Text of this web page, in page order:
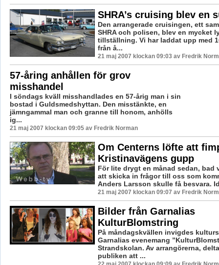
SHRA’s cruising blev en
Den arrangerade cruisingen, ett
SHRA och polisen, blev en mycket
tillställning. Vi har laddat upp med
från å...
21 maj 2007 klockan 09:03 av Fredrik
57-åring anhållen för grov
misshandel
I söndags kväll misshandlades en 57-årig man i sin
bostad i Guldsmedshyttan. Den misstänkte, en
jämngammal man och granne till honom, anhölls
ig...
21 maj 2007 klockan 09:05 av Fredrik Norman
Om Centerns löfte att
Kristinavägens gupp
För lite drygt en månad sedan, bad
att skicka in frågor till oss som
Anders Larsson skulle få besvara.
21 maj 2007 klockan 09:07 av Fredrik
Bilder från Garnalias
KulturBlomstring
På måndagskvällen invigdes
Garnalias evenemang
Strandskolan. Av arrangörerna,
publiken att ...